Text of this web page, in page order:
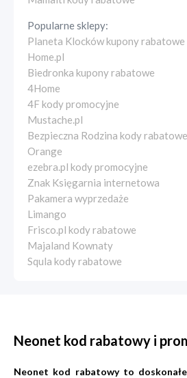
Popularne sklepy:
Planeta Klocków kupony rabatowe
Home.pl
Biedronka kupony rabatowe
4Home
4F kody promocyjne
Mustache.pl
Bezpieczna Rodzina kody rabatowe
Orange
ezebra.pl kody promocyjne
Znak Księgarnia internetowa
Pakamera wyprzedaże
Limango
Frisco.pl kody rabatowe
Majaland Kownaty
Squla kody rabatowe
Neonet kod rabatowy i
Neonet kod rabatowy to